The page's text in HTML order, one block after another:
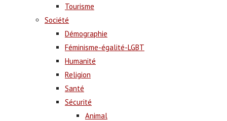
Tourisme
Société
Démographie
Féminisme-égalité-LGBT
Humanité
Religion
Santé
Sécurité
Animal